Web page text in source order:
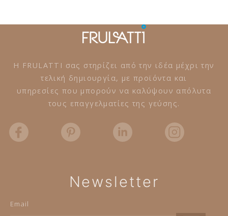
Η FRULATTI σας στηρίζει από την ιδέα μέχρι την
τελική δημιουργία, με προϊόντα και
υπηρεσίες που μπορούν να καλύψουν απόλυτα
τους επαγγελματίες της γεύσης.
Newsletter
Email